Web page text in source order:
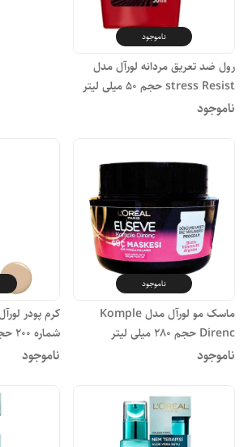
ناموجود
رول ضد تعریق مردانه لورآل مدل
stress Resist حجم 50 میلی لیتر
ناموجود
ناموجود
ماسک مو لورآل مدل Komple
Direnc حجم 280 میلی لیتر
ناموجود
شماره 200 حجم 30 میلی لیتر
ناموجود